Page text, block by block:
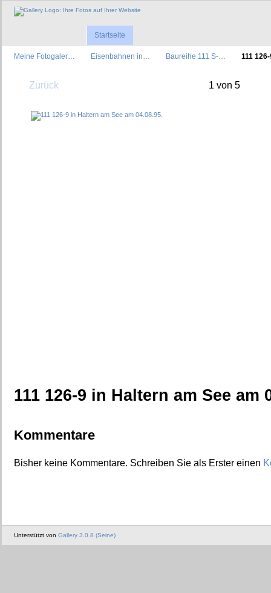
Startseite
Meine Fotogaler… Eisenbahnen in… Baureihe 111 S-… 111
Zurück 1 von 5
111 126-9 in Haltern am See am
Kommentare
Bisher keine Kommentare. Schreiben Sie als Erster einen
Unterstützt von Gallery 3.0.8 (Seine)